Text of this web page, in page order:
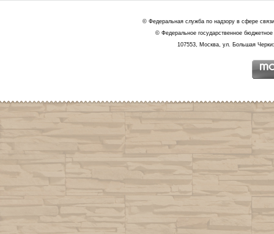
© Федеральная служба по надзору в сфере
© Федеральное государственное
107553, Москва, ул. Большая